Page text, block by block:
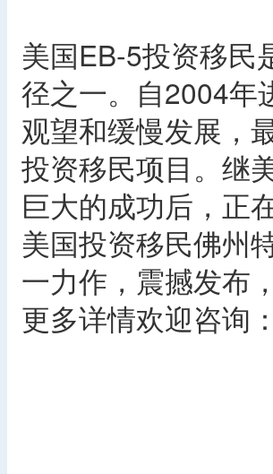
美国EB-5投资移民
径之一。自2004年
观望和缓慢发展，
投资移民项目。继
巨大的成功后，正
美国投资移民佛州
一力作，震撼发布
更多详情欢迎咨询